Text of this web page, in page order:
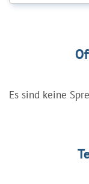
Es sind keine